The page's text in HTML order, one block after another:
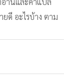
ดี อะไรบ้าง ตาม